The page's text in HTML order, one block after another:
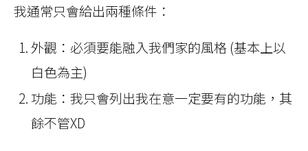
我通常只會給出兩種條件：
外觀：必須要能融入我們家的風格 (基本上以
白色為主)
功能：我只會列出我在意一定要有的功能，其
餘不管XD